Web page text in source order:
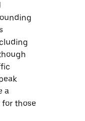
a
those